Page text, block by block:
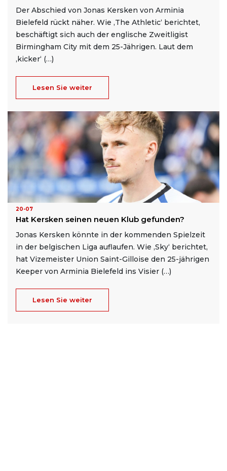
Der Abschied von Jonas Kersken von Arminia
Bielefeld rückt näher. Wie ‚The Athletic‘ berichtet,
beschäftigt sich auch der englische Zweitligist
Birmingham City mit dem 25-Jährigen. Laut dem
‚kicker‘ (…)
Lesen Sie weiter
20-07
Hat Kersken seinen neuen Klub gefunden?
Jonas Kersken könnte in der kommenden Spielzeit
in der belgischen Liga auflaufen. Wie ‚Sky‘ berichtet,
hat Vizemeister Union Saint-Gilloise den 25-jährigen
Keeper von Arminia Bielefeld ins Visier (…)
Lesen Sie weiter